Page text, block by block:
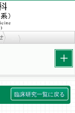
twitter
+
臨床研究一覧に戻る